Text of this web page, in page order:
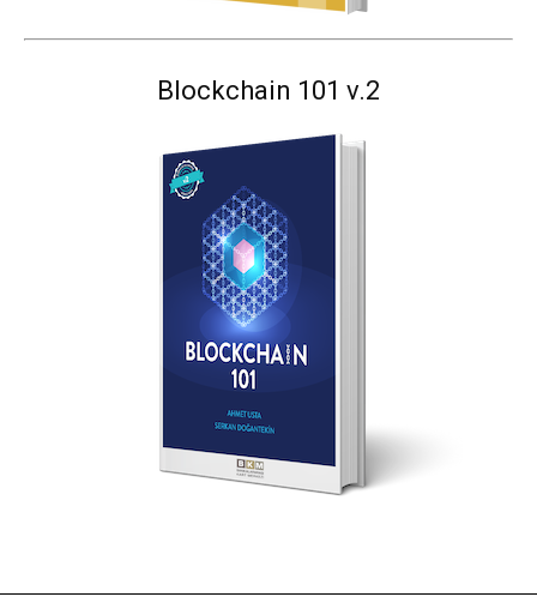
Blockchain 101 v.2